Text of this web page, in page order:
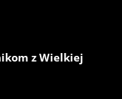
z Wielkiej